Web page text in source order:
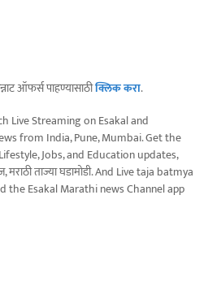
ऑफर्स पाहण्यासाठीक्लिक करा.
Live Streaming on Esakal and
from India, Pune, Mumbai. Get the
Jobs, and Education updates,
मराठी ताज्या घडामोडी. And Live taja batmya
the Esakal Marathi news Channel app